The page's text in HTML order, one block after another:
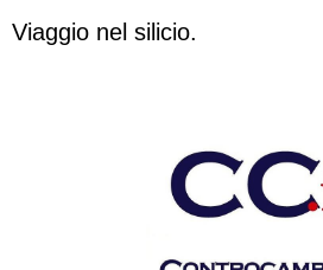
Viaggio nel silicio.